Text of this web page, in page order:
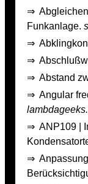
⇒
Funkanlage.
⇒
⇒
⇒ Abstand
⇒ Angular
⇒ ANP109 |
⇒